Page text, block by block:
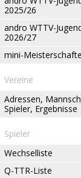
2025/26
andro WTTV-
2026/27
mini-
Vereine
Adressen,
Spieler, Ergebnisse
Spieler
Wechselliste
Q-TTR-Liste